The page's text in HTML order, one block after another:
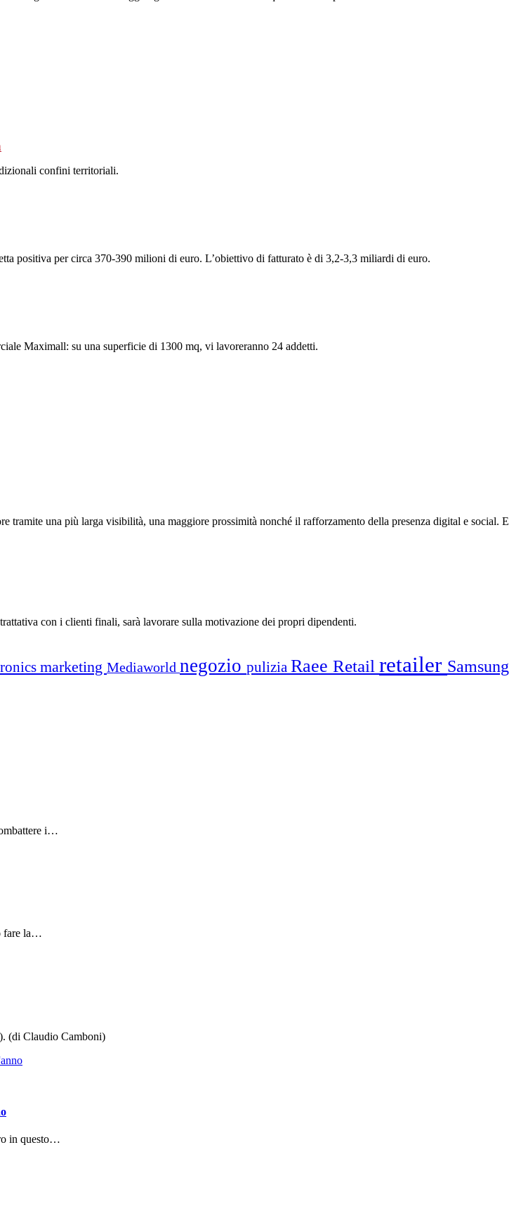
confini territoriali.
positiva per circa 370-390 milioni di euro. L’obiettivo di fatturato è di 3,2-3,3 miliardi di euro.
Maximall: su una superficie di 1300 mq, vi lavoreranno 24 addetti.
tramite una più larga visibilità, una maggiore prossimità nonché il rafforzamento della presenza digital e social. E
con i clienti finali, sarà lavorare sulla motivazione dei propri dipendenti.
marketing Mediaworld negozio pulizia Raee Retail retailer Samsung
i…
fare la…
(di Claudio Camboni)
in questo…